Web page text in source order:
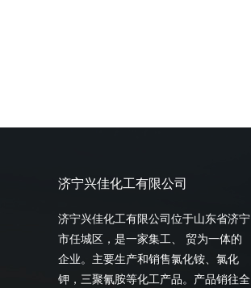
济宁兴佳化工有限公司
济宁兴佳化工有限公司位于山东省济宁
市任城区，是一家集工、 贸为一体的
企业。主要生产和销售氯化铵、氯化
钾，三聚氰胺等化工产品。产品销往全